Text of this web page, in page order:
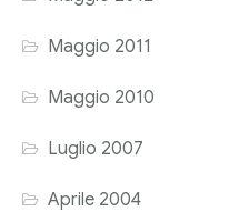
Maggio 2011
Maggio 2010
Luglio 2007
Aprile 2004